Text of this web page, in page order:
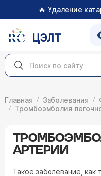
🔥 Удаление
ЦЭЛТ
Главная Заболевания
Тромбоэмболия
АРТЕРИИ
Такое заболевание, как